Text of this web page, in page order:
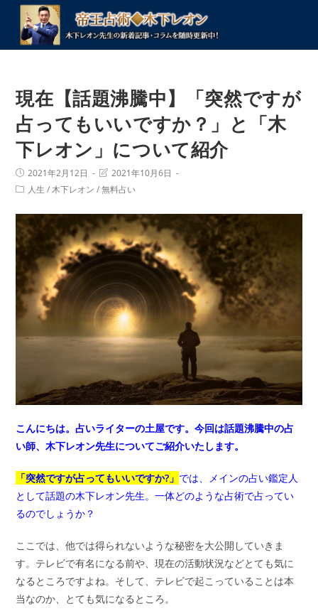
現在【話題沸騰中】「突然ですが
占ってもいいですか？」と「木
下レオン」について紹介
投
稿
公
日:
2021年2月12日
投
稿
の
終
変
更
日:
2021年10月6日
投
テ
ゴ
リ
人生 / 木下レオン / 無料占い
こんにちは。占いライターの土屋です。今回は話題沸騰中の占
い師、木下レオン先生についてご紹介いたします。
「突然ですが占ってもいいですか?」 では、メインの占い鑑定人
として話題の木下レオン先生。一体どのような占術で占ってい
るのでしょうか？
ここでは、他では得られないような秘密を大公開していきま
す。テレビで有名になる前や、現在の活動状況などとても気に
なるところですよね。そして、テレビで起こっていることは本
当なのか、とても気になるところ。